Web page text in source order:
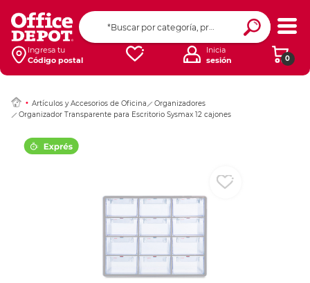
Ingresa tu
Código postal
0
Inicia
sesión
Artículos y Accesorios de Oficina
Organizadores
Organizador Transparente para Escritorio Sysmax 12 cajones
Ingresar Codigo